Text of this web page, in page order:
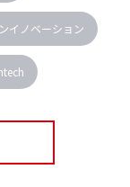
イノベーション